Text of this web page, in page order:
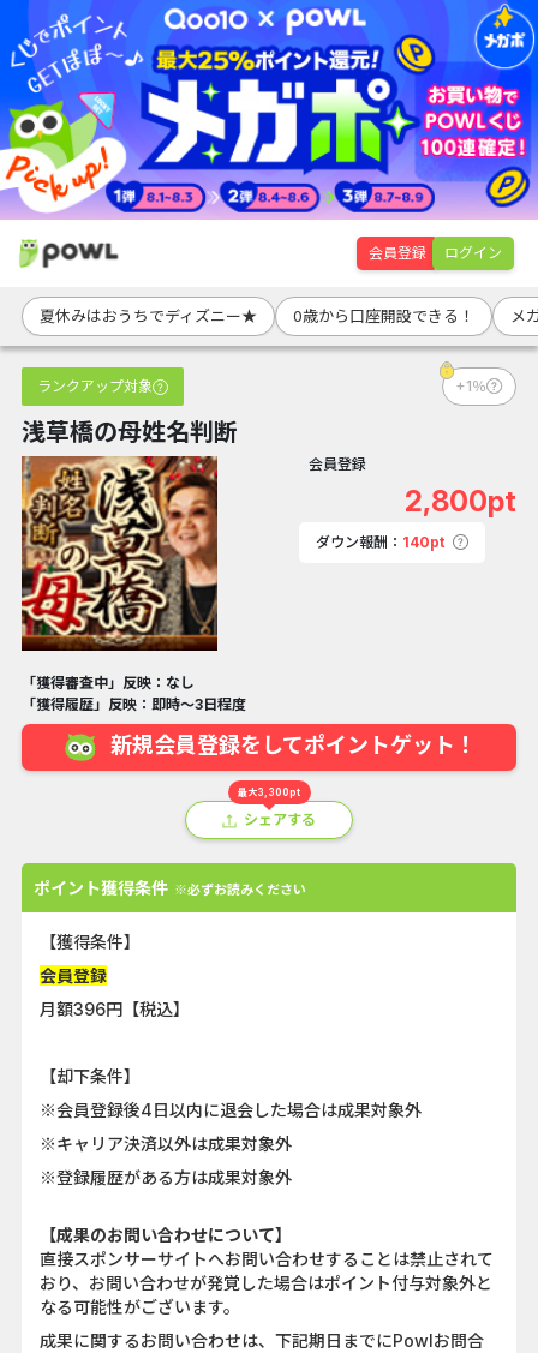
会員登録 ログイン
夏休みはおうちでディズニー★ 0歳から口座開設できる！ メ
ランクアップ対象 +1％
浅草橋の母姓名判断
会員登録
2,800pt
ダウン報酬： 140pt
「獲得審査中」反映：なし
「獲得履歴」反映：即時～3日程度
新規会員登録をしてポイントゲット！
最大3,300pt
シェアする
ポイント獲得条件 ※必ずお読みください
【獲得条件】
会員登録
月額396円【税込】
【却下条件】
※会員登録後4日以内に退会した場合は成果対象外
※キャリア決済以外は成果対象外
※登録履歴がある方は成果対象外
【成果のお問い合わせについて】
直接スポンサーサイトへお問い合わせすることは禁止されて
おり、お問い合わせが発覚した場合はポイント付与対象外と
なる可能性がございます。
成果に関するお問い合わせは、下記期日までにPowlお問合